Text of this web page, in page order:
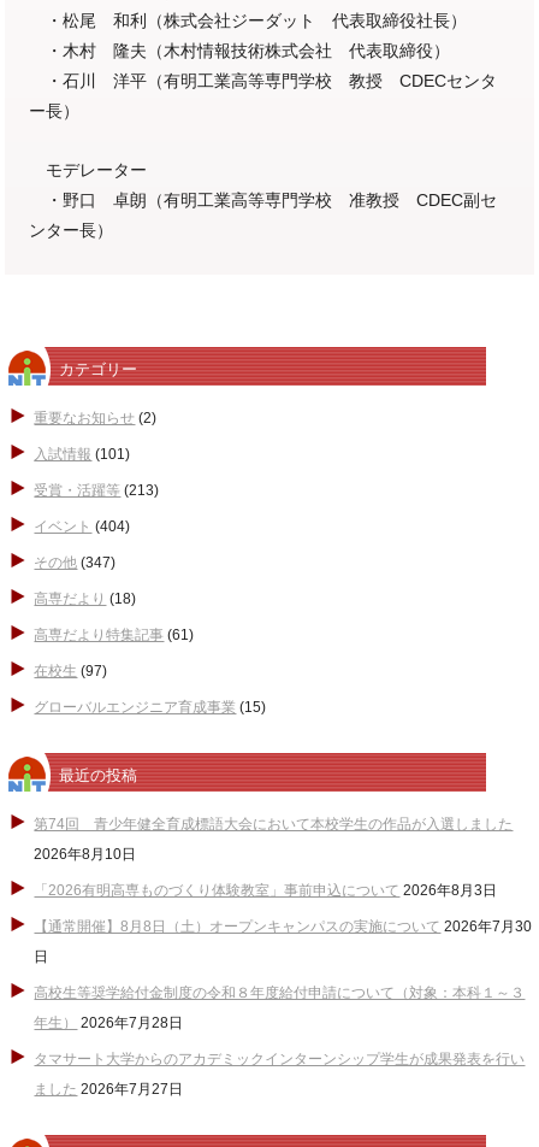
・松尾 和利（株式会社ジーダット 代表取締役社長）
・木村 隆夫（木村情報技術株式会社 代表取締役）
・石川 洋平（有明工業高等専門学校 教授 CDECセンタ
ー長）
モデレーター
・野口 卓朗（有明工業高等専門学校 准教授 CDEC副セ
ンター長）
カテゴリー
重要なお知らせ (2)
入試情報 (101)
受賞・活躍等 (213)
イベント (404)
その他 (347)
高専だより (18)
高専だより特集記事 (61)
在校生 (97)
グローバルエンジニア育成事業 (15)
最近の投稿
第74回 青少年健全育成標語大会において本校学生の作品が入選しました
2026年8月10日
「2026有明高専ものづくり体験教室」事前申込について 2026年8月3日
【通常開催】8月8日（土）オープンキャンパスの実施について 2026年7月30
日
高校生等奨学給付金制度の令和８年度給付申請について（対象：本科１～３
年生）
2026年7月28日
タマサート大学からのアカデミックインターンシップ学生が成果発表を行い
ました 2026年7月27日